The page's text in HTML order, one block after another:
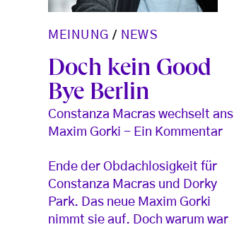
MEINUNG / NEWS
Doch kein Good
Bye Berlin
Constanza Macras wechselt ans
Maxim Gorki - Ein Kommentar
Ende der Obdachlosigkeit für
Constanza Macras und Dorky
Park. Das neue Maxim Gorki
nimmt sie auf. Doch warum war